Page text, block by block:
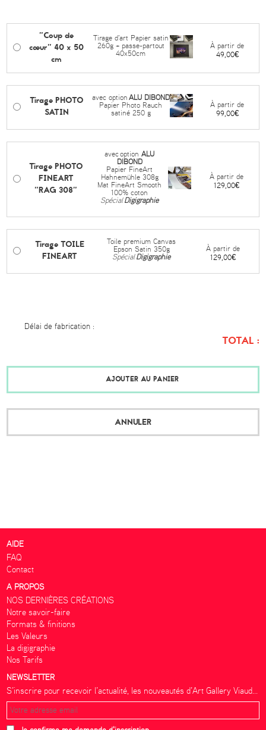
"Coup de
cœur" 40 x 50
cm
Tirage d'art Papier satin
260g + passe-partout
40x50cm
À partir de
49,00€
Tirage PHOTO
SATIN
avec option ALU DIBOND
Papier Photo Rauch
satiné 250 g
À partir de
99,00€
Tirage PHOTO
FINEART
"RAG 308"
avecoptionALU
DIBOND
Papier FineArt
Hahnemühle 308g
Mat FineArt Smooth
100% coton
SpécialDigigraphie
À partir de
129,00€
Tirage TOILE
FINEART
Toile premium Canvas
Epson Satin 350g
SpécialDigigraphie
À partir de
129,00€
Délai de fabrication :
TOTAL :
ANNULER
AJOUTER AU PANIER
AIDE
FAQ
Contact
A PROPOS
NOS DERNIÈRES CRÉATIONS
Notre savoir-faire
Formats & finitions
Les Valeurs
La digigraphie
Nos Tarifs
NEWSLETTER
S’inscrire pour recevoir l’actualité, les nouveautés d’Art Gallery Viaud...